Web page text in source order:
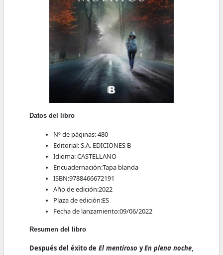
Datos del libro
Nº de páginas:480
Editorial:S.A. EDICIONES B
Idioma:CASTELLANO
Encuadernación:Tapa blanda
ISBN:9788466672191
Año de edición:2022
Plaza de edición:ES
Fecha de lanzamiento:09/06/2022
Resumen del libro
Después del éxito deEl mentiroso yEn plena noche,